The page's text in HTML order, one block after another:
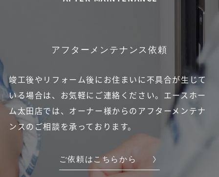
アフターメンテナンス依頼
竣工後やリフォーム後にお住まいに不具合が生じて
いる場合は、お気軽にご連絡ください。 エースホー
ム太田店では、オーナー様からのアフターメンテナ
ンスのご相談を承っております。
ご依頼はこちらから